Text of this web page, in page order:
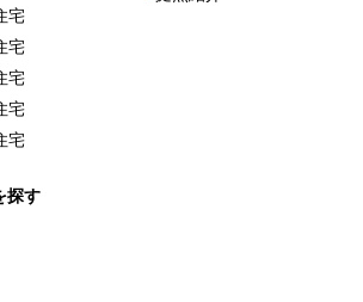
宅
宅
宅
宅
宅
探す